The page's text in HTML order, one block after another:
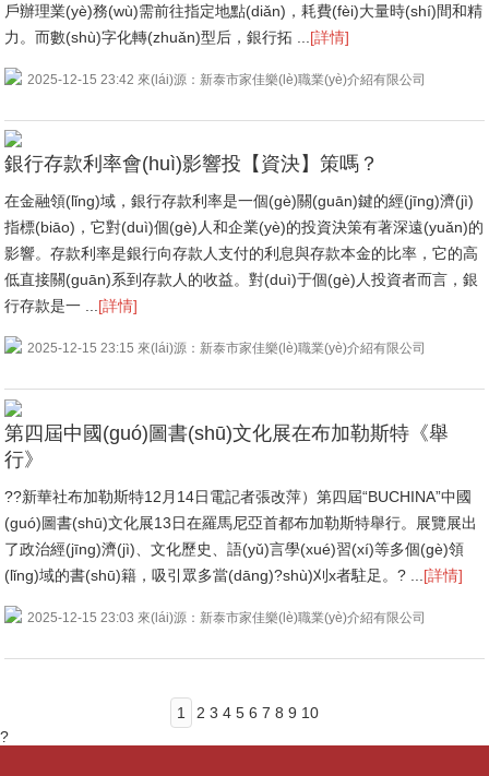
戶辦理業(yè)務(wù)需前往指定地點(diǎn)，耗費(fèi)大量時(shí)間和精
力。而數(shù)字化轉(zhuǎn)型后，銀行拓 ... [詳情]
2025-12-15 23:42 來(lái)源：新泰市家佳樂(lè)職業(yè)介紹有限公司
銀行存款利率會(huì)影響投【資決】策嗎？
在金融領(lǐng)域，銀行存款利率是一個(gè)關(guān)鍵的經(jīng)濟(jì)
指標(biāo)，它對(duì)個(gè)人和企業(yè)的投資決策有著深遠(yuǎn)的
影響。存款利率是銀行向存款人支付的利息與存款本金的比率，它的高
低直接關(guān)系到存款人的收益。對(duì)于個(gè)人投資者而言，銀
行存款是一 ...[詳情]
2025-12-15 23:15 來(lái)源：新泰市家佳樂(lè)職業(yè)介紹有限公司
第四屆中國(guó)圖書(shū)文化展在布加勒斯特《舉
行》
??新華社布加勒斯特12月14日電記者張改萍）第四屆“BUCHINA”中國
(guó)圖書(shū)文化展13日在羅馬尼亞首都布加勒斯特舉行。展覽展出
了政治經(jīng)濟(jì)、文化歷史、語(yǔ)言學(xué)習(xí)等多個(gè)領
(lǐng)域的書(shū)籍，吸引眾多當(dāng)?shù)刈x者駐足。? ...[詳情]
2025-12-15 23:03 來(lái)源：新泰市家佳樂(lè)職業(yè)介紹有限公司
1 2 3 4 5 6 7 8 9 10
?